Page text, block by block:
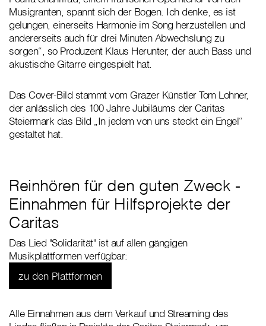
Musigranten, spannt sich der Bogen. Ich denke, es ist
gelungen, einerseits Harmonie im Song herzustellen und
andererseits auch für drei Minuten Abwechslung zu
sorgen“, so Produzent Klaus Herunter, der auch Bass und
akustische Gitarre eingespielt hat.
Das Cover-Bild stammt vom Grazer Künstler Tom Lohner,
der anlässlich des 100 Jahre Jubiläums der Caritas
Steiermark das Bild „In jedem von uns steckt ein Engel“
gestaltet hat.
Reinhören für den guten Zweck -
Einnahmen für Hilfsprojekte der
Caritas
Das Lied "Solidarität" ist auf allen gängigen
Musikplattformen verfügbar:
zu den Plattformen
Alle Einnahmen aus dem Verkauf und Streaming des